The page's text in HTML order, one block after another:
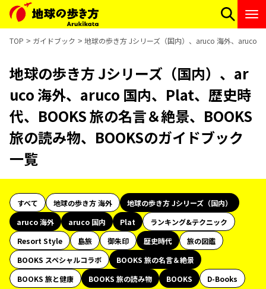
TOP ガイドブック 地球の歩き方 Jシリーズ（国内）、aruco 海外、aruco
地球の歩き方 Jシリーズ（国内）、ar
uco 海外、aruco 国内、Plat、歴史時
代、BOOKS 旅の名言＆絶景、BOOKS
旅の読み物、BOOKSのガイドブック
一覧
すべて 地球の歩き方 海外
地球の歩き方 Jシリーズ（国内）
aruco 海外
aruco 国内 Plat
ランキング&テクニック
Resort Style
島旅 御朱印 歴史時代
旅の図鑑
BOOKS スペシャルコラボ
BOOKS 旅の名言＆絶景
BOOKS 旅と健康
BOOKS 旅の読み物 BOOKS
D-Books